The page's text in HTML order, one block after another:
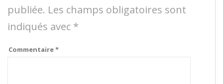
publiée. Les champs obligatoires sont
indiqués avec *
Commentaire*